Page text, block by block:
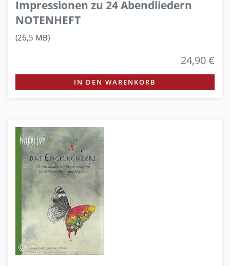
Impressionen zu 24 Abendliedern
NOTENHEFT
(26,5 MB)
24,90 €
IN DEN WARENKORB